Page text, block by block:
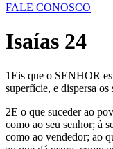
FALE CONOSCO
Isaías 24
1Eis que o SENHOR
superfície, e dispersa os
2E o que suceder ao
como ao seu senhor; à
como ao vendedor; ao